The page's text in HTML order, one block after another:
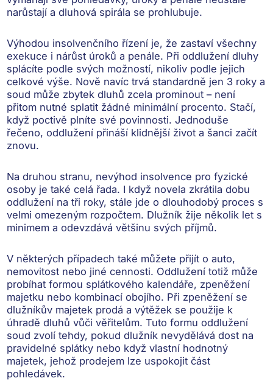
narůstají a dluhová spirála se prohlubuje.
Výhodou insolvenčního řízení je, že zastaví všechny
exekuce i nárůst úroků a penále. Při oddlužení dluhy
splácíte podle svých možností, nikoliv podle jejich
celkové výše. Nově navíc trvá standardně jen 3 roky a
soud může zbytek dluhů zcela prominout – není
přitom nutné splatit žádné minimální procento. Stačí,
když poctivě plníte své povinnosti. Jednoduše
řečeno, oddlužení přináší klidnější život a šanci začít
znovu.
Na druhou stranu, nevýhod insolvence pro fyzické
osoby je také celá řada. I když novela zkrátila dobu
oddlužení na tři roky, stále jde o dlouhodobý proces s
velmi omezeným rozpočtem. Dlužník žije několik let s
minimem a odevzdává většinu svých příjmů.
V některých případech také můžete přijít o auto,
nemovitost nebo jiné cennosti. Oddlužení totiž může
probíhat formou splátkového kalendáře, zpeněžení
majetku nebo kombinací obojího. Při zpeněžení se
dlužníkův majetek prodá a výtěžek se použije k
úhradě dluhů vůči věřitelům. Tuto formu oddlužení
soud zvolí tehdy, pokud dlužník nevydělává dost na
pravidelné splátky nebo když vlastní hodnotný
majetek, jehož prodejem lze uspokojit část
pohledávek.